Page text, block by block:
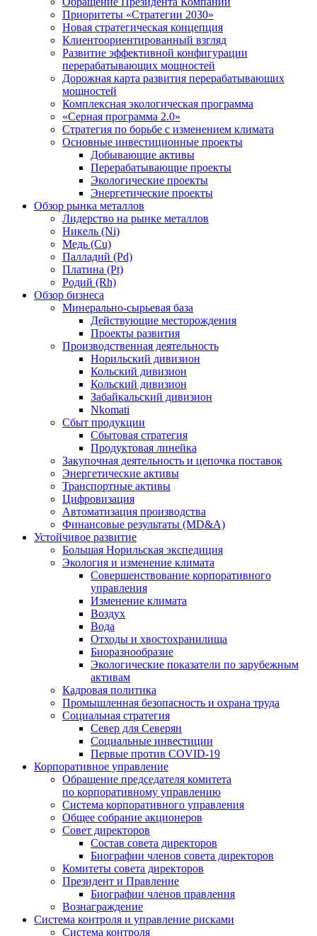
Приоритеты «Стратегии 2030»
Новая стратегическая концепция
Клиентоориентированный взгляд
Развитие эффективной конфигурации
перерабатывающих мощностей
Дорожная карта развития перерабатывающих
мощностей
Комплексная экологическая программа
«Серная программа 2.0»
Стратегия по борьбе с изменением климата
Основные инвестиционные проекты
Добывающие активы
Перерабатывающие проекты
Экологические проекты
Энергетические проекты
Обзор рынка металлов
Лидерство на рынке металлов
Никель (Ni)
Медь (Cu)
Палладий (Pd)
Платина (Pt)
Родий (Rh)
Обзор бизнеса
Минерально-сырьевая база
Действующие месторождения
Проекты развития
Производственная деятельность
Норильский дивизион
Кольский дивизион
Кольский дивизион
Забайкальский дивизион
Nkomati
Сбыт продукции
Сбытовая стратегия
Продуктовая линейка
Закупочная деятельность и цепочка поставок
Энергетические активы
Транспортные активы
Цифровизация
Автоматизация производства
Финансовые результаты (MD&A)
Устойчивое развитие
Большая Норильская экспедиция
Экология и изменение климата
Совершенствование корпоративного
управления
Изменение климата
Воздух
Вода
Отходы и хвостохранилища
Биоразнообразие
Экологические показатели по зарубежным
активам
Кадровая политика
Промышленная безопасность и охрана труда
Социальная стратегия
Север для Северян
Социальные инвестиции
Первые против COVID‑19
Корпоративное управление
Обращение председателя комитета
по корпоративному управлению
Система корпоративного управления
Общее собрание акционеров
Совет директоров
Состав совета директоров
Биографии членов совета директоров
Комитеты совета директоров
Президент и Правление
Биографии членов правления
Вознаграждение
Система контроля и управление рисками
Система контроля